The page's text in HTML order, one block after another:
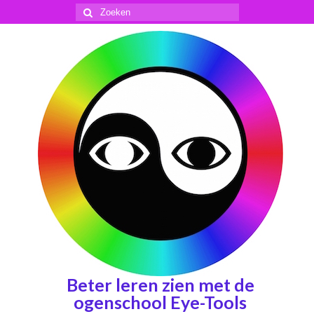
Zoeken
naar:
Beter leren zien met de
ogenschool Eye-Tools